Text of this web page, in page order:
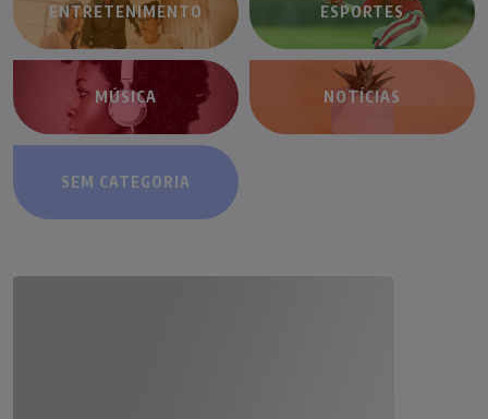
ENTRETENIMENTO ESPORTES
MÚSICA NOTÍCIAS
SEM CATEGORIA